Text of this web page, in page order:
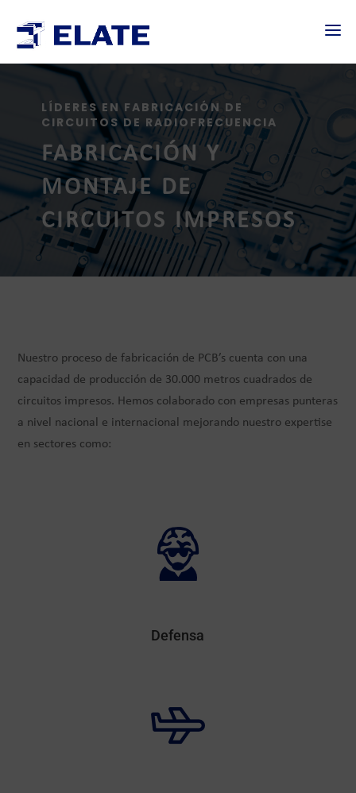
LÍDERES EN FABRICACIÓN DE
CIRCUITOS DE RADIOFRECUENCIA
FABRICACIÓN Y
MONTAJE DE
CIRCUITOS IMPRESOS
Nuestro proceso de fabricación de PCB’s cuenta con una
capacidad de producción de 30.000 metros cuadrados de
circuitos impresos. Hemos colaborado con empresas punteras
a nivel nacional e internacional mejorando nuestro expertise
en sectores como:
Defensa